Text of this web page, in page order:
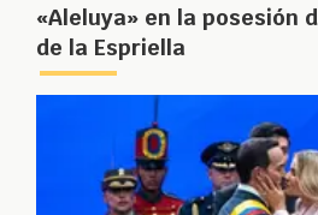
«Aleluya» en la posesión
de la Espriella